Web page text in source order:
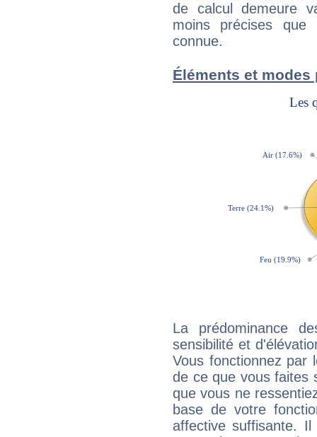
de calcul demeure
moins précises que
connue.
Éléments et modes
La prédominance
sensibilité et
Vous fonctionnez
de ce que vous faites
que vous ne
base de votre
affective suffisante.